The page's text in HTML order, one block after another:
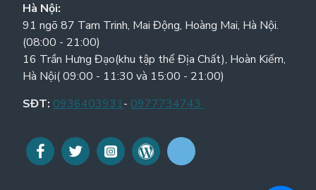
Hà Nội:
91 ngõ 87 Tam Trinh, Mai Động, Hoàng Mai, Hà Nội.
(08:00 - 21:00)
16 Trần Hưng Đạo(khu tập thể Địa Chất), Hoàn Kiếm,
Hà Nội( 09:00 - 11:30 và 15:00 - 21:00)
SĐT: 0936403931- 0977734743